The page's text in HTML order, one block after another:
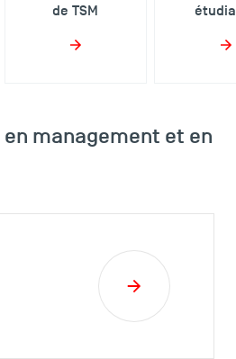
de TSM
en management et en